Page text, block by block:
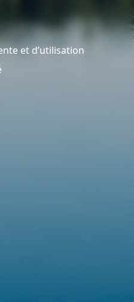
et d’utilisation